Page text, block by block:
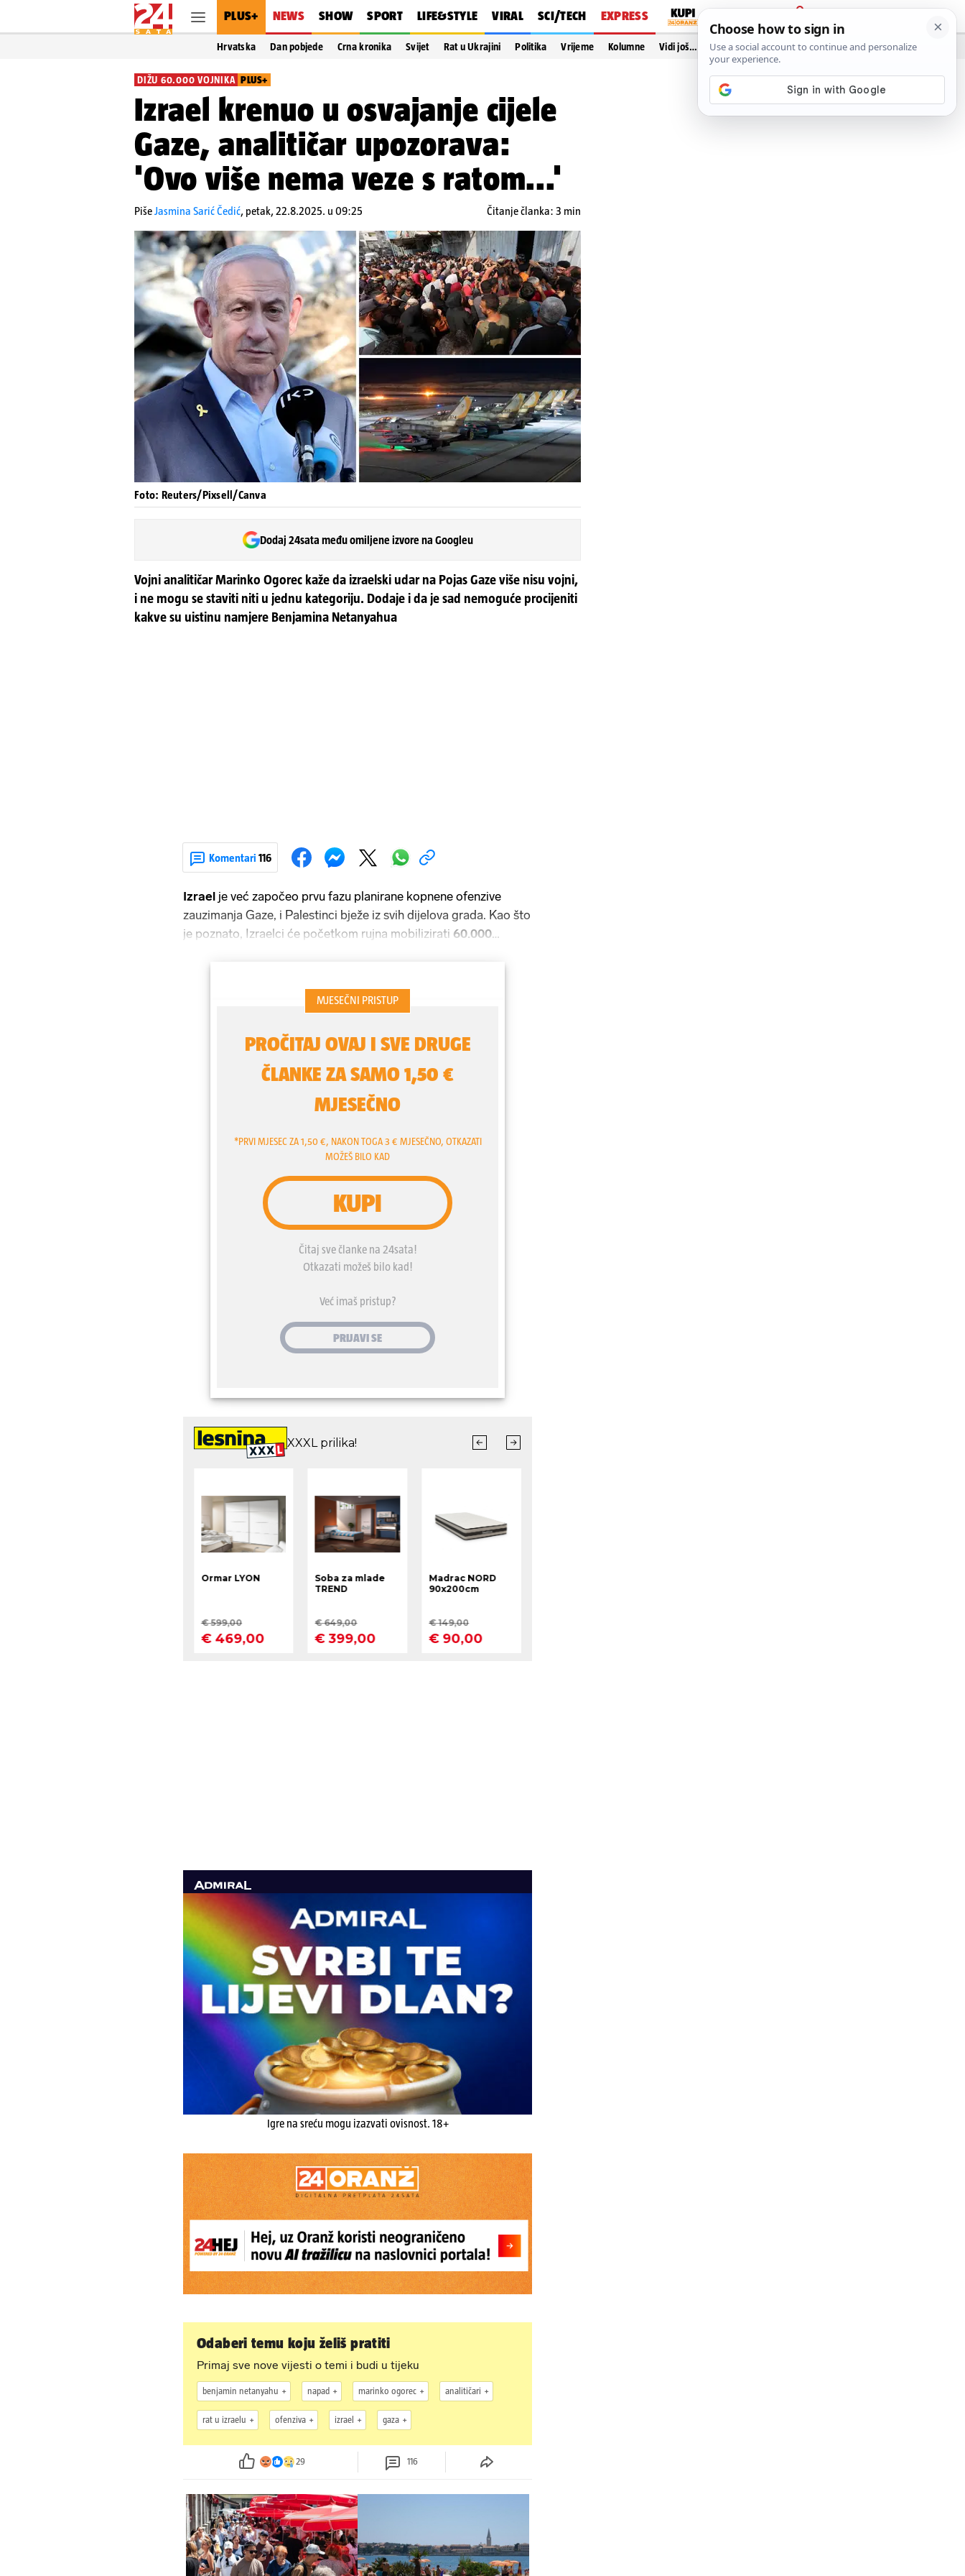
PLUS+ NEWS SHOW SPORT LIFE&STYLE VIRAL SCI/TECH EXPRESS
PRIJAVA
Hrvatska Dan pobjede Crna kronika Svijet Rat u Ukrajini Politika Vrijeme Kolumne Vidi još…
DIŽU 60.000 VOJNIKA PLUS+
Izrael krenuo u osvajanje cijele
Gaze, analitičar upozorava:
'Ovo više nema veze s ratom...'
PišeJasmina Sarić Čedić, petak, 22.8.2025. u 09:25 Čitanje članka: 3 min
Foto: Reuters/Pixsell/Canva
Dodaj 24sata među omiljene izvore na Googleu
Vojni analitičar Marinko Ogorec kaže da izraelski udar na Pojas Gaze više nisu vojni,
i ne mogu se staviti niti u jednu kategoriju. Dodaje i da je sad nemoguće procijeniti
kakve su uistinu namjere Benjamina Netanyahua
Komentari 116
Izrael je već započeo prvu fazu planirane kopnene ofenzive
zauzimanja Gaze, i Palestinci bježe iz svih dijelova grada. Kao što
je poznato, Izraelci će početkom rujna mobilizirati 60.000
stotinama tisuća Palestinaca u gradu Gazi narediti da se
evakuiraju i krenu prema jugu.
Igre na sreću mogu izazvati ovisnost. 18+
Odaberi temu koju želiš pratiti
Primaj sve nove vijesti o temi i budi u tijeku
benjamin netanyahu napad marinko ogorec analitičari
rat u izraelu ofenziva izrael gaza
29 116